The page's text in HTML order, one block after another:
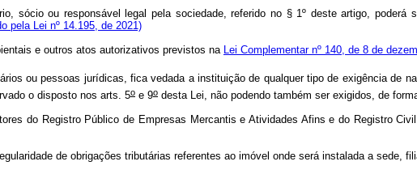
sócio ou responsável legal pela sociedade, referido no § 1º deste artigo, poderá
pela Lei nº 14.195, de 2021)
e outros atos autorizativos previstos na Lei Complementar nº 140, de 8 de
ou pessoas jurídicas, fica vedada a instituição de qualquer tipo de exigência de
o disposto nos arts. 5o e 9o desta Lei, não podendo também ser exigidos, de
do Registro Público de Empresas Mercantis e Atividades Afins e do Registro
de obrigações tributárias referentes ao imóvel onde será instalada a sede,